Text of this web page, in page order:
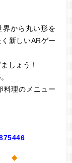
から丸い形を
新しいARゲー
しょう！
料理のメニュー